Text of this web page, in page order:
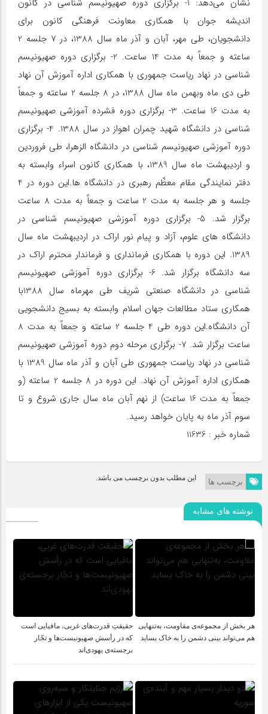
نشان می‌دهد: 1- برگزاری دوره صهیونیسم شناسی در كانون
اندیشه جوان با همكاری معاونت فرهنگی كانون برای
دانشجویان، طی مهر، آبان و آذر ماه سال 1388، در 7 جلسه 2
ساعته و جمعاً به مدت 14 ساعت. 2- برگزاری دوره صهیونیسم
شناسی در نهاد ریاست جمهوری با همكاری اداره آموزش آن نهاد
طی دی ماه وبهمن ماه سال 1388، در 8 جلسه 2 ساعته و جمعاً
به مدت 16 ساعت. 3- برگزاری دوره فشرده آموزشی صهیونیسم
شناسی در دانشگاه شهید چمران اهواز در سال 1388. 4- برگزاری
دوره آموزشی صهیونیسم شناسی در دانشگاه الزهرا، طی فروردین
و اردیبهشت ماه سال 1389، با همكاری كانون اسراء وابسته به
دفتر نمایندگی مقام معظّم رهبری در دانشگاه ها.این دوره در 4
جلسه و هر جلسه به مدت 2 ساعت و جمعاً به مدت 8 ساعت
برگزار شد. 5- برگزاری دوره آموزشی صهیونیسم شناسی در
دانشگاه های علوم، آزاد و پیام نور اراك در اردیبهشت ماه سال
1389. این دوره با همكاری فرمانداری و فرماندار محترم اراك در
سه دانشگاه برگزار شد. 6- برگزاری دوره آموزشی صهیونیسم
شناسی در دانشگاه صنعتی شریف طی مهرماه سال 1388با
همكاری ستاد مطالعات جهان اسلام وابسته به بسیج دانشجویی
آن دانشگاه.این دوره طی 4 جلسه 2 ساعته و جمعاً به مدت 8
ساعت برگزار شد. 7- برگزاری مرحله دوم دوره آموزشی صهیونیسم
شناسی در نهاد ریاست جمهوری طی آبان و آذر ماه سال 1389 با
همكاری اداره آموزش آن نهاد. این دوره در 8 جلسه 2 ساعته (و
جمعاً به مدت 16 ساعت) از نهم آبان ماه سال جاری شروع و تا
سوم آذر ماه به پایان خواهد رسید.
شماره خبر : 11636
برچسب ها این مطلب بدون برچسب می باشد.
نوشته های مشابه
هر بخش از مجموعه‌ی مقاومت، به‌تنهایی
هم می‌تواند بینی دشمن را به خاک بساید
حقیقتِ قدرت‌های غربی، مافیایی است
که در رأسش صهیونیست‌ها و تجّار
برجسته‌ی یهودی‌اند